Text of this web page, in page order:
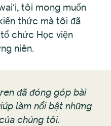
tôi mong muốn
thức mà tôi đã
chức Học viện
niên.
đã đóng góp bài
làm nổi bật những
chúng tôi.